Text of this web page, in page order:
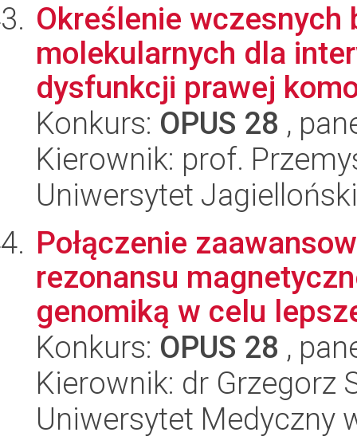
Określenie wczesnych
molekularnych dla
dysfunkcji prawej
Konkurs: OPUS 28 ,
Kierownik: prof.
Uniwersytet Jagielloński
Połączenie
rezonansu
genomiką w celu
Konkurs: OPUS 28 ,
Kierownik: dr Grzegorz
Uniwersytet Medyczny